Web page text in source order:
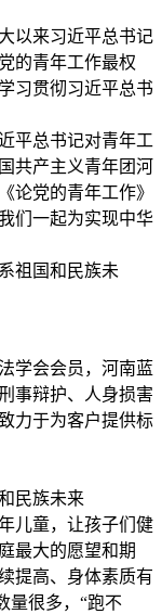
以来习近平总书记
的青年工作最权
习贯彻习近平总书
平总书记对青年工
共产主义青年团河
论党的青年工作》
们一起为实现中华
祖国和民族未
学会会员，河南蓝
事辩护、人身损害
力于为客户提供标
民族未来
儿童，让孩子们健
最大的愿望和期
提高、身体素质有
量很多，“跑不